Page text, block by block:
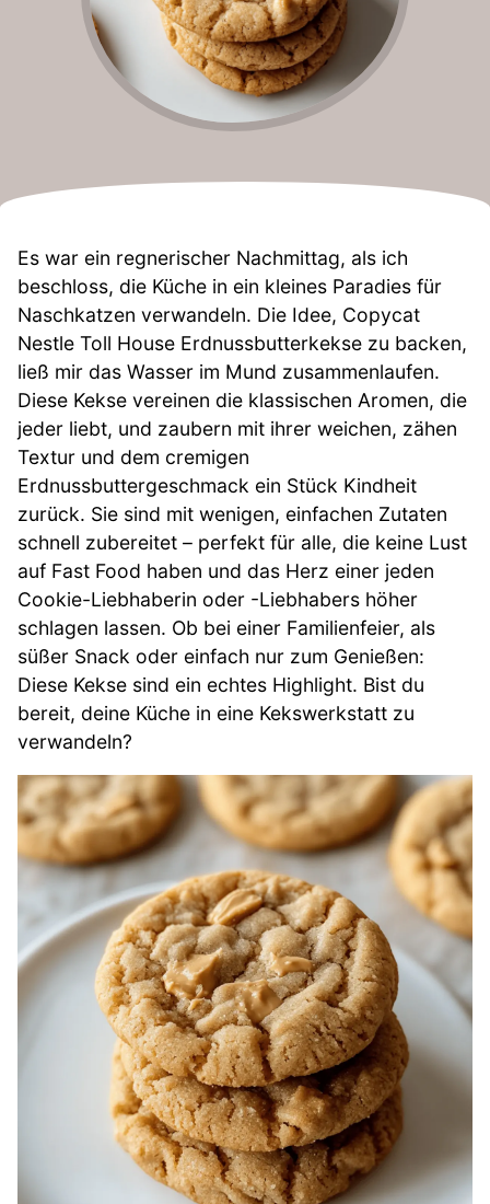
Es war ein regnerischer Nachmittag, als ich
beschloss, die Küche in ein kleines Paradies für
Naschkatzen verwandeln. Die Idee, Copycat
Nestle Toll House Erdnussbutterkekse zu backen,
ließ mir das Wasser im Mund zusammenlaufen.
Diese Kekse vereinen die klassischen Aromen, die
jeder liebt, und zaubern mit ihrer weichen, zähen
Textur und dem cremigen
Erdnussbuttergeschmack ein Stück Kindheit
zurück. Sie sind mit wenigen, einfachen Zutaten
schnell zubereitet – perfekt für alle, die keine Lust
auf Fast Food haben und das Herz einer jeden
Cookie-Liebhaberin oder -Liebhabers höher
schlagen lassen. Ob bei einer Familienfeier, als
süßer Snack oder einfach nur zum Genießen:
Diese Kekse sind ein echtes Highlight. Bist du
bereit, deine Küche in eine Kekswerkstatt zu
verwandeln?